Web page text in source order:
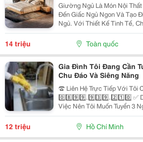
Giường Ngủ Là Món Nội Thất
Đến Giấc Ngủ Ngon Và Tạo
Ngủ. Với Thiết Kế Tinh Tế,
Sắc Trang Nhã, Giường Ngủ
Được Nhiều Gia Đình Lựa
Lượng Không...
14 triệu Toàn quốc
Gia Đình Tôi Đang Cần
Chu Đáo Và Siêng Năng
☎️ Liên Hệ Trực Tiếp Với Tôi
0️⃣8️⃣9️⃣9️⃣.9️⃣3️⃣9️⃣.2️⃣1️⃣0️⃣ ✅
Việc Nên Tôi Muốn Tuyển 3
Người Làm Việc Tại Nhà Tôi
Mẹ Tôi ( Ở Cách Tôi 4 Căn)
12 triệu Hồ Chí Minh